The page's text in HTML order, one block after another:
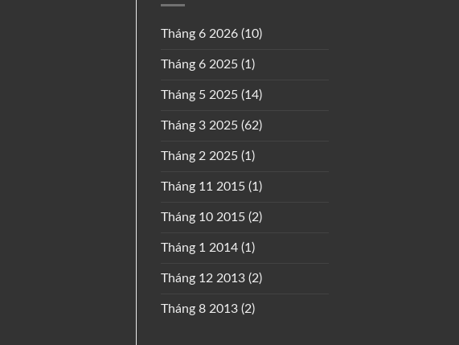
Tháng 6 2026 (10)
Tháng 6 2025 (1)
Tháng 5 2025 (14)
Tháng 3 2025 (62)
Tháng 2 2025 (1)
Tháng 11 2015 (1)
Tháng 10 2015 (2)
Tháng 1 2014 (1)
Tháng 12 2013 (2)
Tháng 8 2013 (2)